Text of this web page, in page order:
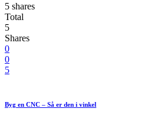
5 shares
Total
5
Shares
0
0
5
Byg en CNC – Så er den i vinkel